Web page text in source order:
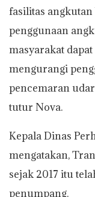
fasilitas
penggunaan
masyarakat
mengurangi
pencemaran
tutur Nova.
Kepala Dinas
mengatakan,
sejak 2017 itu
penumpang.